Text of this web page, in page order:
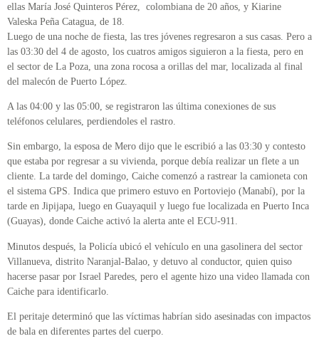
ellas María José Quinteros Pérez, colombiana de 20 años, y Kiarine
Valeska Peña Catagua, de 18.
Luego de una noche de fiesta, las tres jóvenes regresaron a sus casas. Pero a
las 03:30 del 4 de agosto, los cuatros amigos siguieron a la fiesta, pero en
el sector de La Poza, una zona rocosa a orillas del mar, localizada al final
del malecón de Puerto López.
A las 04:00 y las 05:00, se registraron las última conexiones de sus
teléfonos celulares, perdiendoles el rastro.
Sin embargo, la esposa de Mero dijo que le escribió a las 03:30 y contesto
que estaba por regresar a su vivienda, porque debía realizar un flete a un
cliente. La tarde del domingo, Caiche comenzó a rastrear la camioneta con
el sistema GPS. Indica que primero estuvo en Portoviejo (Manabí), por la
tarde en Jipijapa, luego en Guayaquil y luego fue localizada en Puerto Inca
(Guayas), donde Caiche activó la alerta ante el ECU-911.
Minutos después, la Policía ubicó el vehículo en una gasolinera del sector
Villanueva, distrito Naranjal-Balao, y detuvo al conductor, quien quiso
hacerse pasar por Israel Paredes, pero el agente hizo una video llamada con
Caiche para identificarlo.
El peritaje determinó que las víctimas habrían sido asesinadas con impactos
de bala en diferentes partes del cuerpo.